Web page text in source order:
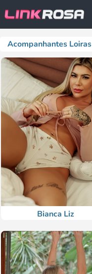
Acompanhantes Loiras
Bianca Liz